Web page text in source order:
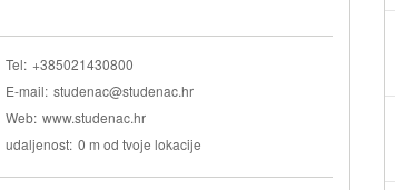
Tel +385021430800
E-mail studenac@studenac.hr
Web www.studenac.hr
udaljenost 0 m od tvoje lokacije